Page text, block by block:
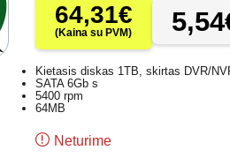
64,31€
(Kaina su PVM) 5,54
Kietasis diskas 1TB, skirtas DVR/
SATA 6Gb s
5400 rpm
64MB
Neturime